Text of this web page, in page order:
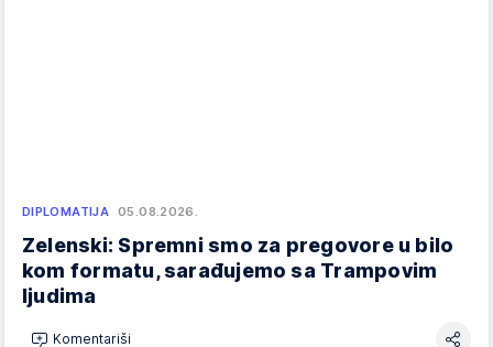
DIPLOMATIJA 05.08.2026.
Zelenski: Spremni smo za pregovore u bilo
kom formatu, sarađujemo sa Trampovim
ljudima
Komentariši